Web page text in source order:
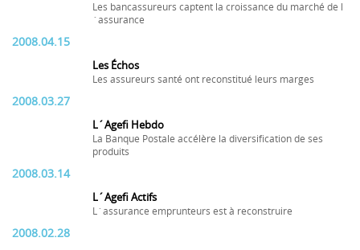
Les bancassureurs captent la croissance du marché de l
´assurance
2008.04.15
Les Échos
Les assureurs santé ont reconstitué leurs marges
2008.03.27
L´Agefi Hebdo
La Banque Postale accélère la diversification de ses
produits
2008.03.14
L´Agefi Actifs
L´assurance emprunteurs est à reconstruire
2008.02.28